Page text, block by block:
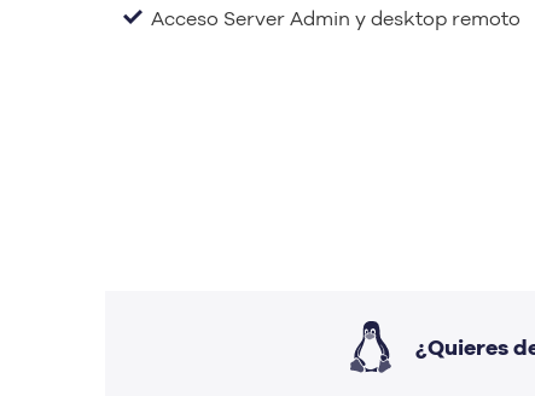
Acceso Server Admin y desktop remoto
¿Quieres